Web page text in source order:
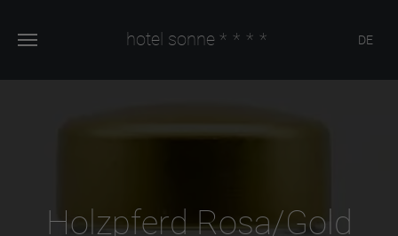
hotel sonne **** DE
Holzpferd Rosa/Gold